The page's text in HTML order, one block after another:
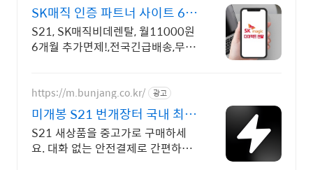
SK매직 인증 파트너 사이트 6개
월면제+추가사은품+공식몰
S21, SK매직비데렌탈, 월11000원
6개월 추가면제!,전국긴급배송,무료
https://m.bunjang.co.kr/ 광고
미개봉 S21 번개장터 국내 최대
브랜드 중고거래
S21 새상품을 중고가로 구매하세
요. 대화 없는 안전결제로 간편하게!